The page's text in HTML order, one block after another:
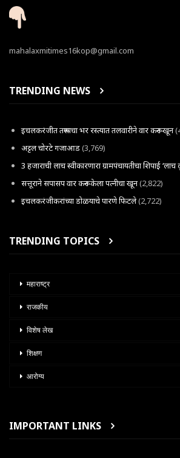
mahalaxmitimes16kop@gmail.com
TRENDING NEWS
इचलकरंजीत तरूणाचा भर रस्त्यात तलवारीने वार करून खून
अट्टल चोरटे गजाआड(3,769)
3 हजाराची लाच स्वीकारणारा ग्रामपंचायतीचा शिपाई
सत्तूराने सपासप वार करून केला पत्नीचा खून(2,822)
इचलकरंजीकरांच्या डोळयाचे पारणे फिटले(2,722)
TRENDING TOPICS
महाराष्ट्र
राजकीय
विशेष लेख
शिक्षण
आरोग्य
IMPORTANT LINKS